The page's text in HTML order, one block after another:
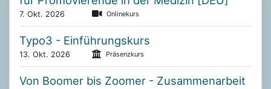
7. Okt. 2026 Onlinekurs
Typo3 - Einführungskurs
13. Okt. 2026 Präsenzkurs
Von Boomer bis Zoomer - Zusammenarbeit